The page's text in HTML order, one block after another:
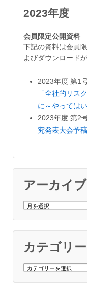
2023年度
会員限定公開資料
下記の資料は会員
よびダウンロード
2023年度 第1
「全社的リス
に～やっては
2023年度 第2
究発表大会予
アーカイブ
カテゴリー